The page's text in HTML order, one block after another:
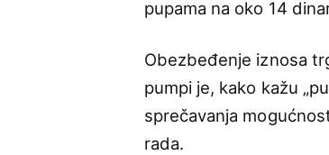
pupama na oko 14
Obezbeđenje iznosa
pumpi je, kako kažu
sprečavanja
rada.